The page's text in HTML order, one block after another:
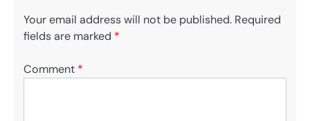
Your email address will not be published. Required
fields are marked *
Comment *